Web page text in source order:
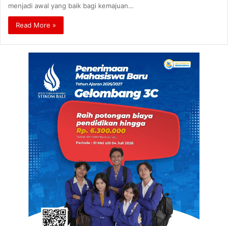
menjadi awal yang baik bagi kemajuan…
Read More »